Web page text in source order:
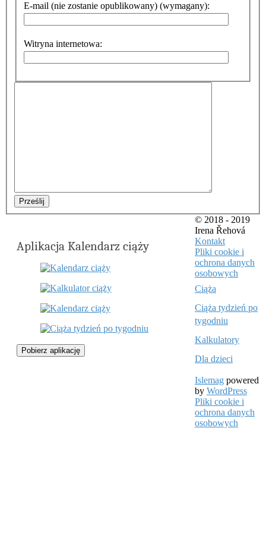
E-mail (nie zostanie opublikowany) (wymagany):
Witryna internetowa:
Prześlij
Aplikacja Kalendarz ciąży
Pobierz aplikację
© 2018 - 2019
Irena Řehová
Kontakt
Pliki cookie i
ochrona danych
osobowych
Ciąża
Ciąża tydzień po
tygodniu
Kalkulatory
Dla dzieci
Islemag powered
by WordPress
Pliki cookie i
ochrona danych
osobowych